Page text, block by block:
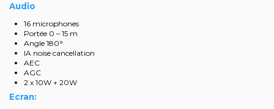
Audio
16 microphones
Portée 0 – 15 m
Angle 180°
IA noise cancellation
AEC
AGC
2 x 10W + 20W
Ecran: